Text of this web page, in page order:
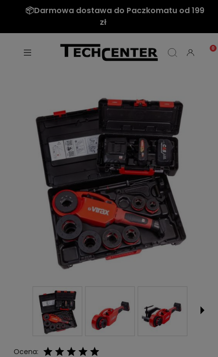
📦Darmowa dostawa do Paczkomatu od 199
zł
Ocena: